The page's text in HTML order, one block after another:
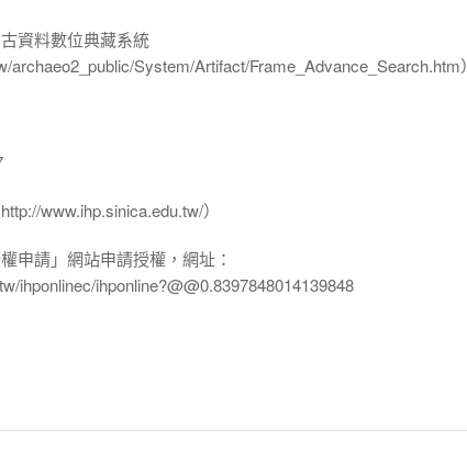
資料數位典藏系統
archaeo2_public/System/Artifact/Frame_Advance_Search.htm）
www.ihp.sinica.edu.tw/）
申請」網站申請授權，網址：
ihponlinec/ihponline?@@0.8397848014139848